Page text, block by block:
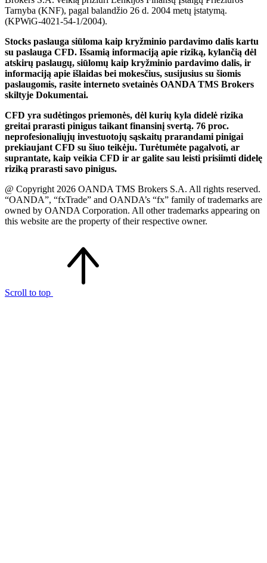
Tarnyba (KNF), pagal balandžio 26 d. 2004 metų įstatymą.
(KPWiG-4021-54-1/2004).
Stocks paslauga siūloma kaip kryžminio pardavimo dalis kartu
su paslauga CFD. Išsamią informaciją apie riziką, kylančią dėl
atskirų paslaugų, siūlomų kaip kryžminio pardavimo dalis, ir
informaciją apie išlaidas bei mokesčius, susijusius su šiomis
paslaugomis, rasite interneto svetainės OANDA TMS Brokers
skiltyje Dokumentai.
CFD yra sudėtingos priemonės, dėl kurių kyla didelė rizika
greitai prarasti pinigus taikant finansinį svertą. 76 proc.
neprofesionaliųjų investuotojų sąskaitų prarandami pinigai
prekiaujant CFD su šiuo teikėju. Turėtumėte pagalvoti, ar
suprantate, kaip veikia CFD ir ar galite sau leisti prisiimti didelę
riziką prarasti savo pinigus.
@ Copyright 2026 OANDA TMS Brokers S.A. All rights reserved.
“OANDA”, “fxTrade” and OANDA’s “fx” family of trademarks are
owned by OANDA Corporation. All other trademarks appearing on
this website are the property of their respective owner.
Scroll to top